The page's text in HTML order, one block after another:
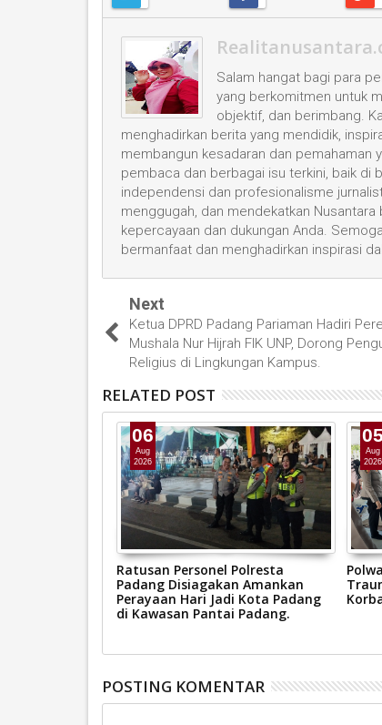
Salam hangat bagi para
yang berkomitmen untuk
objektif, dan berimbang.
menghadirkan berita yang mendidik,
membangun kesadaran dan pemahaman
pembaca dan berbagai isu terkini, baik di
independensi dan profesionalisme
menggugah, dan mendekatkan
kepercayaan dan dukungan Anda.
bermanfaat dan menghadirkan inspirasi
Next
Ketua DPRD Padang Pariaman Hadiri
Mushala Nur Hijrah FIK UNP, Dorong
Religius di Lingkungan Kampus.
RELATED POST
06
Aug
2026
Ratusan Personel Polresta
Padang Disiagakan Amankan
Perayaan Hari Jadi Kota Padang
di Kawasan Pantai Padang.
05
Aug
2026
POSTING KOMENTAR